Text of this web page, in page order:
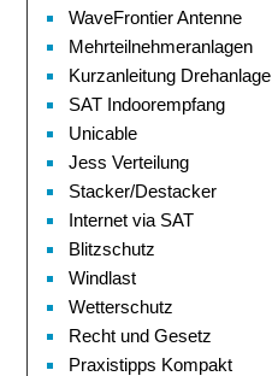
WaveFrontier Antenne
Mehrteilnehmeranlagen
Kurzanleitung Drehanlage
SAT Indoorempfang
Unicable
Jess Verteilung
Stacker/Destacker
Internet via SAT
Blitzschutz
Windlast
Wetterschutz
Recht und Gesetz
Praxistipps Kompakt